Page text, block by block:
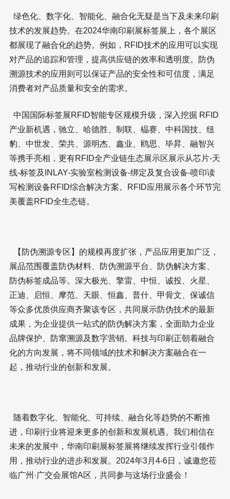
绿色化、数字化、智能化、融合化无疑是当下及未来印刷
技术的发展趋势。在2024华南印刷展标签展上，各个展区
都展现了融合化的趋势。例如，RFID技术的应用可以实现
对产品的追踪和管理，提高供应链的效率和透明度。防伪
溯源技术的应用则可以保证产品的安全性和可信度，满足
消费者对产品质量和安全的需求。
中国国际标签展RFID智能专区规模升级，深入挖掘 RFID
产业新机遇，驰立、哈德胜、制联、橸赛、中科国技、纽
豹、中世发、荣共、源明杰、鑫业、鸥思、毕昇、融智兴
等携手亮相，更有RFID全产业链生态展示区展示从芯片-天
线-标签及INLAY-实验室检测设备-绑定及复合设备-喷印读
写检测设备RFID综合解决方案。RFID应用展示各个环节完
美覆盖RFID全生态链。
【防伪溯源专区】的规模再度扩张，产品应用更加广泛，
展品范围覆盖防伪材料、防伪溯源平台、防伪解决方案、
防伪标签成品等。深大极光、擎雷、中恒、诚投、火星、
正迪、启恒、摩范、天眼、恒鑫、普什、甲骨文、保诚信
等众多优质供应商齐聚该专区，共同展示防伪技术的最新
成果，为企业提供一站式的防伪解决方案，全面助力企业
品牌保护、防窜溯源及数字营销。科技与印刷正朝着融合
化的方向发展，将不同领域的技术和解决方案融合在一
起，推动行业的创新和发展。
随着数字化、智能化、可持续、融合化等趋势的不断推
进，印刷行业将迎来更多的创新和发展机遇。我们相信在
未来的发展中，华南印刷展标签展将继续发挥行业引领作
用，推动行业的进步和发展。2024年3月4-6日，诚邀您莅
临广州·广交会展馆A区，共同参与这场行业盛会！